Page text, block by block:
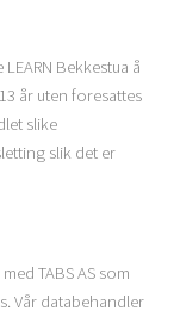
Bekkestua å
år uten foresattes
slike
slik det er
TABS AS som
Vår databehandler